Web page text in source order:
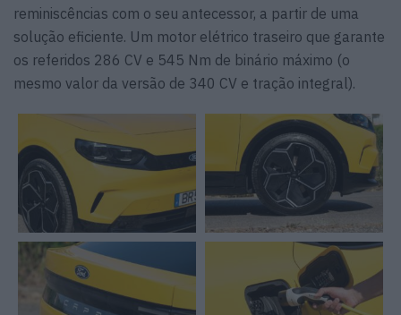
reminiscências com o seu antecessor, a partir de uma
solução eficiente. Um motor elétrico traseiro que garante
os referidos 286 CV e 545 Nm de binário máximo (o
mesmo valor da versão de 340 CV e tração integral).